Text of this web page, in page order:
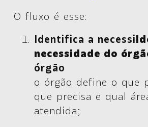
O fluxo é esse:
Identifica a necessi
necessidade do
órgão
o órgão define o que
que precisa e qual
atendida;